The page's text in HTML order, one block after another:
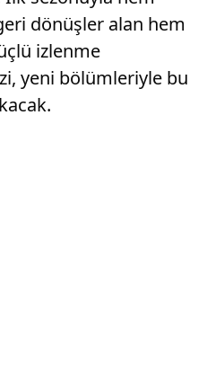
dönüşler alan hem
izlenme
yeni bölümleriyle bu